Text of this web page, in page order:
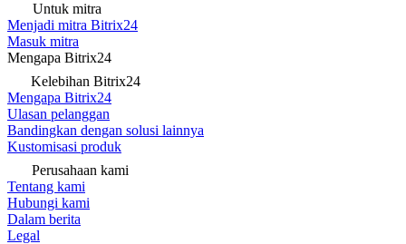
Untuk mitra
Menjadi mitra Bitrix24
Masuk mitra
Mengapa Bitrix24
Kelebihan Bitrix24
Mengapa Bitrix24
Ulasan pelanggan
Bandingkan dengan solusi lainnya
Kustomisasi produk
Perusahaan kami
Tentang kami
Hubungi kami
Dalam berita
Legal